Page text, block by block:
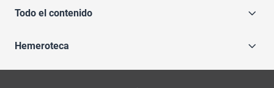
Todo el contenido
Hemeroteca